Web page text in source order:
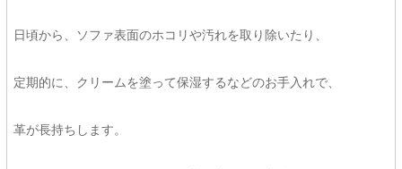
日頃から、ソファ表面のホコリや汚れを取り除いたり、
定期的に、クリームを塗って保湿するなどのお手入れで、
革が長持ちします。